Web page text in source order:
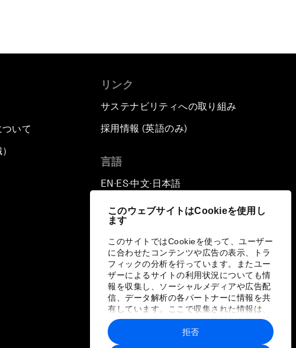
このウェブサイトはCookieを使用し
ます
このサイトではCookieを使って、ユーザー
に合わせたコンテンツや広告の表示、トラ
フィックの分析を行っています。またユー
ザーによるサイトの利用状況についても情
報を収集し、ソーシャルメディアや広告配
信、データ解析の各パートナーに情報を共
有しています。ここで収集された情報は、
ユーザーが各パートナーに提供した他の情
報や各パートナーのサービスを使用した際
に収集された情報と組み合わされ、各パー
拒否
いて
リンク
サステナビリティへの取り組み
採用情報 (英語のみ)
言語
EN ▪ES▪中文▪ 日本語